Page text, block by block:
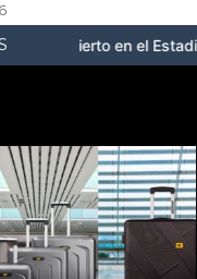
en el Estadio San Marcos